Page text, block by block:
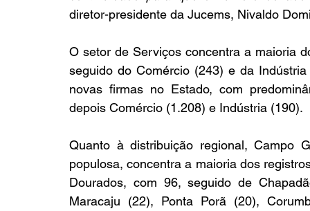
diretor-presidente da Jucems, Nivaldo
O setor de Serviços concentra a maioria
seguido do Comércio (243) e da
novas firmas no Estado, com
depois Comércio (1.208) e Indústria (190).
Quanto à distribuição regional, Campo
populosa, concentra a maioria dos
Dourados, com 96, seguido de
Maracaju (22), Ponta Porã (20),